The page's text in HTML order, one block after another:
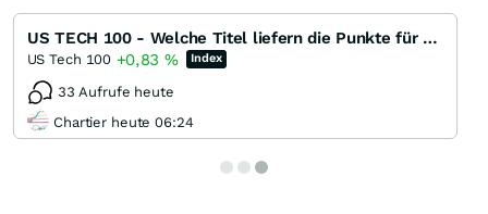
US TECH 100 - Welche Titel liefern die Punkte für das nächste ATH ?
US Tech 100 +0,83 % Index
33 Aufrufe heute
Chartier heute 06:24